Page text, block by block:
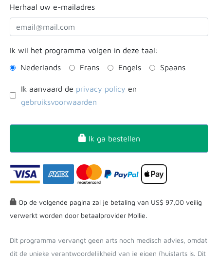
Herhaal uw e-mailadres
Ik wil het programma volgen in deze taal:
Nederlands
Frans Engels Spaans
Ik aanvaard de privacy policy en
gebruiksvoorwaarden
Ik ga bestellen
Op de volgende pagina zal je betaling van US$ 97,00 veilig
verwerkt worden door betaalprovider Mollie.
Dit programma vervangt geen arts noch medisch advies, omdat
dit de unieke verantwoordelijkheid van je eigen (huis)arts is. Dit